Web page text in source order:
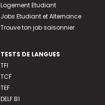
Logement Etudiant
Jobs Etudiant et Alternance
Trouve ton job saisonnier
TESTS DE LANGUES
TFI
TCF
TEF
DELF B1